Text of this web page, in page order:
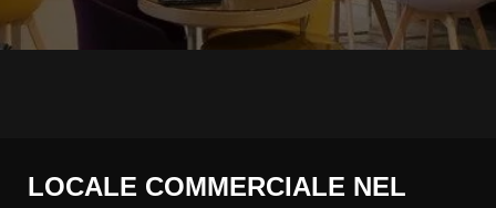
LOCALE COMMERCIALE NEL